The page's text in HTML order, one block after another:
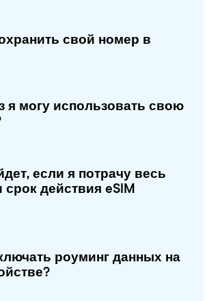
свой номер в
я могу использовать свою
если я потрачу весь
действия eSIM
роуминг данных на